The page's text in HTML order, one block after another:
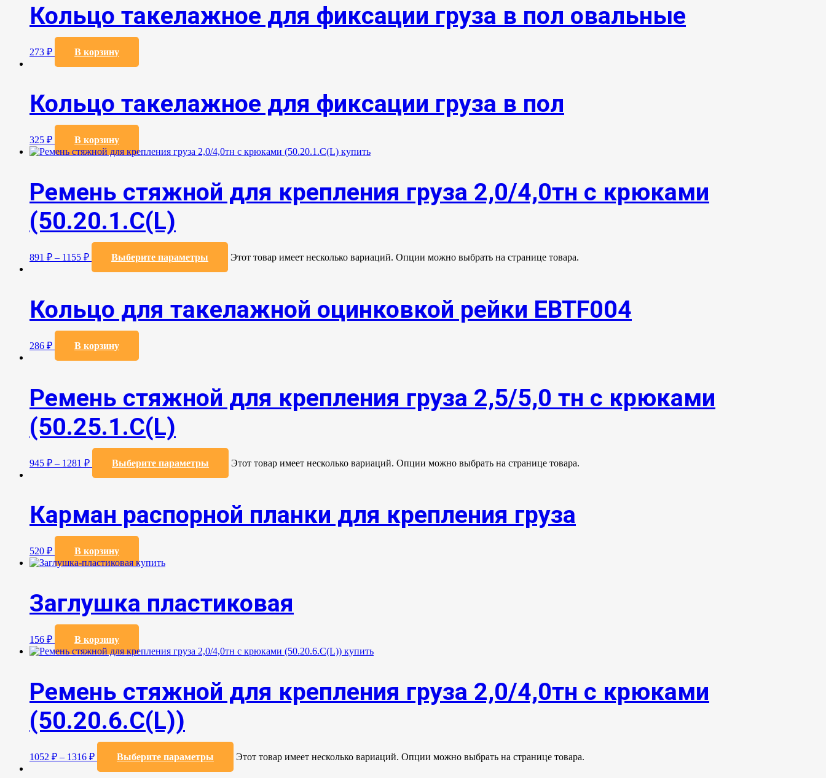
Кольцо такелажное для фиксации груза в пол овальные
273 ₽ В корзину
Кольцо такелажное для фиксации груза в пол
325 ₽ В корзину
Ремень стяжной для крепления груза 2,0/4,0тн с крюками
(50.20.1.С(L)
891 ₽ – 1155 ₽ Выберите параметры Этот товар имеет несколько вариаций. Опции можно выбрать на странице товара.
Кольцо для такелажной оцинковкой рейки EBTF004
286 ₽ В корзину
Ремень стяжной для крепления груза 2,5/5,0 тн с крюками
(50.25.1.С(L)
945 ₽ – 1281 ₽ Выберите параметры Этот товар имеет несколько вариаций. Опции можно выбрать на странице товара.
Карман распорной планки для крепления груза
520 ₽ В корзину
Заглушка пластиковая
156 ₽ В корзину
Ремень стяжной для крепления груза 2,0/4,0тн с крюками
(50.20.6.C(L))
1052 ₽ – 1316 ₽ Выберите параметры Этот товар имеет несколько вариаций. Опции можно выбрать на странице товара.